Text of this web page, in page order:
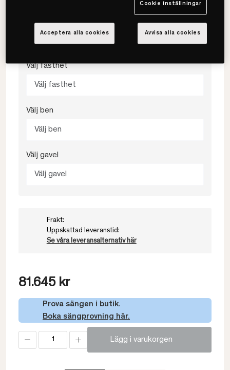
Välj färg
Välj fasthet
Välj fasthet
Välj ben
Välj ben
Välj gavel
Välj gavel
Frakt:
Uppskattad leveranstid:
Se våra leveransalternativ här
81.645 kr
Prova sängen i butik.
Boka sängprovning här.
Lägg i varukorgen
Cookie inställningar
Avvisa alla cookies
Acceptera alla cookies